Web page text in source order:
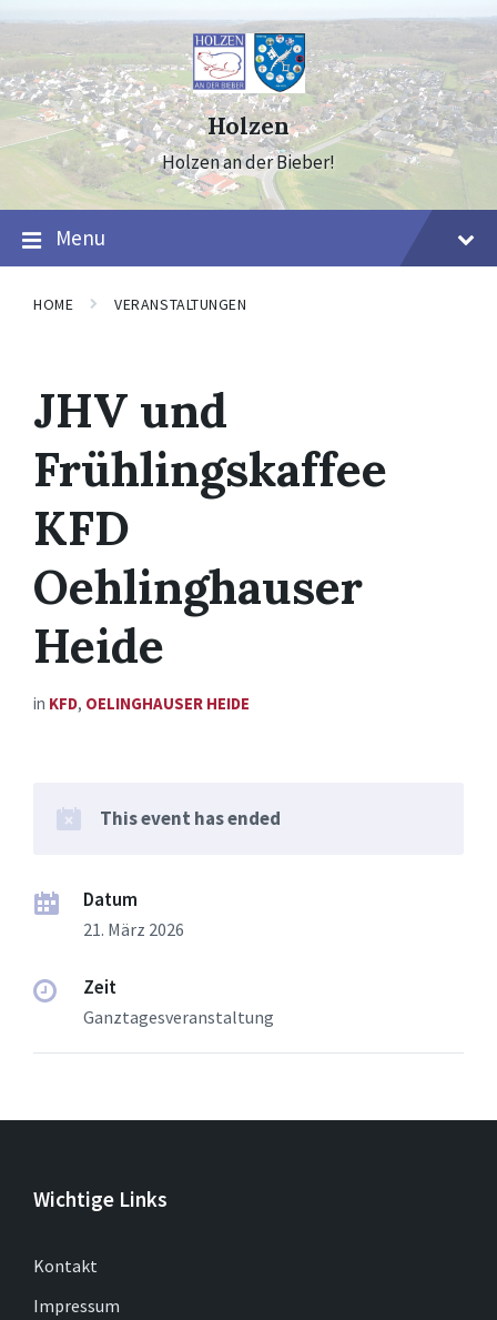
to
content
to
navigation
to
footer
Holzen
Holzen an der Bieber!
Menu
HOME VERANSTALTUNGEN
JHV und
Frühlingskaffee
KFD
Oehlinghauser
Heide
in KFD, OELINGHAUSER HEIDE
This event has ended
Datum
21. März 2026
Zeit
Ganztagesveranstaltung
Wichtige Links
Kontakt
Impressum